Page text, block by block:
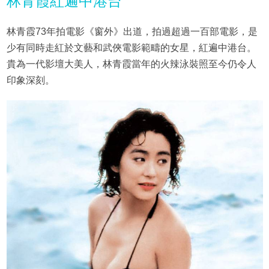
林青霞73年拍電影《窗外》出道，拍過超過一百部電影，是
少有同時走紅於文藝和武俠電影範疇的女星，紅遍中港台。
貴為一代影壇大美人，林青霞當年的火辣泳裝照至今仍令人
印象深刻。